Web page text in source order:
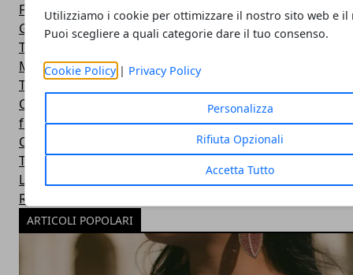
Utilizziamo i cookie per ottimizzare il nostro sito web e il
Puoi scegliere a quali categorie dare il tuo consenso.
Cookie Policy| Privacy Policy
Personalizza
Rifiuta Opzionali
Accetta Tutto
Facebook
Google
Trasporti
Microsoft
Twitter
Cucina
featured
Cinema e Fumetti
Top Ten
Linux
Real Kitchen
ARTICOLI POPOLARI